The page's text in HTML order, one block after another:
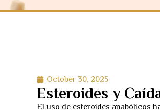
October 30, 2025
Esteroides y
El uso de esteroides anabólicos